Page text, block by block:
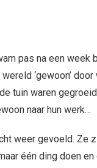
pas na een week
‘gewoon’
tuin waren
naar hun werk…
weer gevoeld. Ze
één ding doen